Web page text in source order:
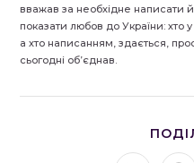
вважав за необхідне написати
показати любов до України: хто у
а хто написанням, здається,
сьогодні об’єднав.